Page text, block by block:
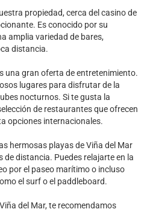
propiedad, cerca del casino de
Es conocido por su
amplia variedad de bares,
distancia.
una gran oferta de entretenimiento.
lugares para disfrutar de la
nocturnos. Si te gusta la
de restaurantes que ofrecen
opciones internacionales.
hermosas playas de Viña del Mar
distancia. Puedes relajarte en la
por el paseo marítimo o incluso
el surf o el paddleboard.
del Mar, te recomendamos